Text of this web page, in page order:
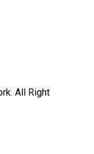
All Right